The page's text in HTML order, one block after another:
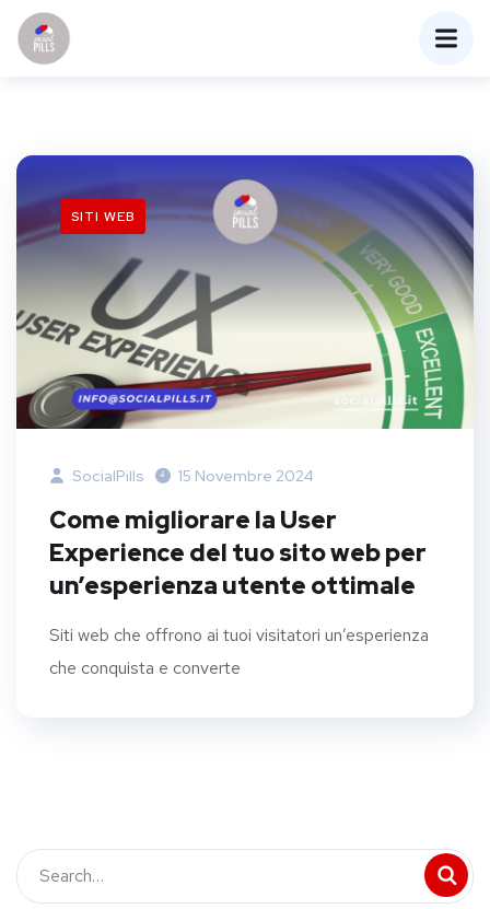
SITI WEB
SocialPills 15 Novembre 2024
Come migliorare la User
Experience del tuo sito web per
un’esperienza utente ottimale
Siti web che offrono ai tuoi visitatori un’esperienza
che conquista e converte